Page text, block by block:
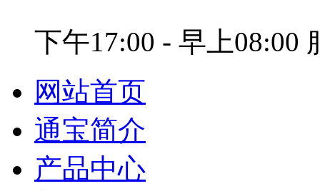
下午17:00 - 早上08:00
网站首页
通宝简介
产品中心